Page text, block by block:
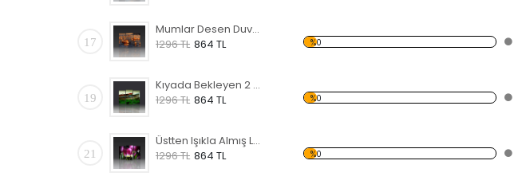
17
Mumlar Desen Duvar Panosu
1296 TL 864 TL %0
19
Kıyada Bekleyen 2 Sandal Forex Tablo
1296 TL 864 TL %0
21
Üstten Işıkla Almış Laleler Forex Tablo
1296 TL 864 TL %0